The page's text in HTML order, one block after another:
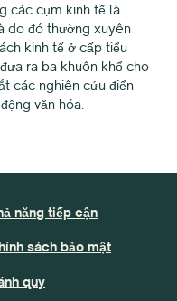
các cụm kinh tế là
do đó thường xuyên
kinh tế ở cấp tiểu
ra ba khuôn khổ cho
các nghiên cứu điển
văn hóa.
năng tiếp cận
sách bảo mật
quy